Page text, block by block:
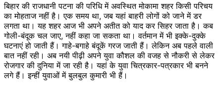
बिहार की राजधानी पटना की परिधि में अवस्थित मोकामा शहर किसी परिचय
का मोहताज नहीं है। एक समय था, जब यहां बाहरी लोगों को जाने में डर
लगता था। यह शहर आज भी अपने अतीत को याद कर सिहर जाता है। कब
गोली-बंदूक चल जाए, नहीं कहा जा सकता था। वर्तमान में भी इक्के-दुक्के
घटनाएं हो जाती हैं। गाहे-बगाहे बंदूकें गरज जाती हैं। लेकिन अब पहले वाली
बात नहीं रही। अब नयी पीढ़ी अपने युवा कौशल की वजह से नौकरी से लेकर
रोजगार की दुनिया में जा रही है। यहां के युवा चित्रकार-पत्रकार भी बनने
लगे हैं। इन्हीं युवाओं में बुलबुल कुमारी भी हैं।